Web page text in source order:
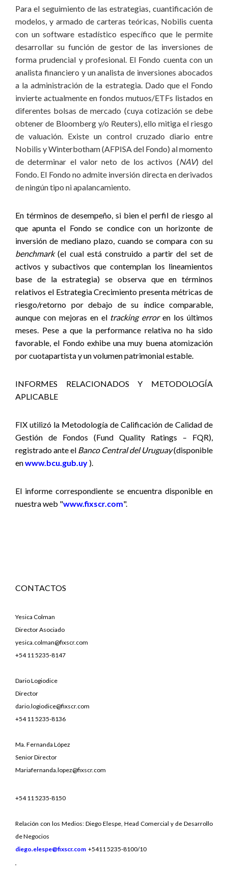
Para el seguimiento de las estrategias, cuantificación de
modelos, y armado de carteras teóricas, Nobilis cuenta
con un software estadístico específico que le permite
desarrollar su función de gestor de las inversiones de
forma prudencial y profesional. El Fondo cuenta con un
analista financiero y un analista de inversiones abocados
a la administración de la estrategia. Dado que el Fondo
invierte actualmente en fondos mutuos/ETFs listados en
diferentes bolsas de mercado (cuya cotización se debe
obtener de Bloomberg y/o Reuters), ello mitiga el riesgo
de valuación. Existe un control cruzado diario entre
Nobilis y Winterbotham (AFPISA del Fondo) al momento
de determinar el valor neto de los activos (NAV) del
Fondo. El Fondo no admite inversión directa en derivados
de ningún tipo ni apalancamiento.
En términos de desempeño, si bien el perfil de riesgo al
que apunta el Fondo se condice con un horizonte de
inversión de mediano plazo, cuando se compara con su
benchmark(el cual está construido a partir del set de
activos y subactivos que contemplan los lineamientos
base de la estrategia) se observa que en términos
relativos el Estrategia Crecimiento presenta métricas de
riesgo/retorno por debajo de su índice comparable,
aunque con mejoras en el tracking erroren los últimos
meses. Pese a que la performance relativa no ha sido
favorable, el Fondo exhibe una muy buena atomización
por cuotapartista y un volumen patrimonial estable.
INFORMES RELACIONADOS Y METODOLOGÍA
APLICABLE
FIX utilizó la Metodología de Calificación de Calidad de
Gestión de Fondos (Fund Quality Ratings – FQR),
registrado ante el Banco Central del Uruguay(disponible
enwww.bcu.gub.uy ).
El informe correspondiente se encuentra disponible en
nuestra web "www.fixscr.com".
CONTACTOS
Yesica Colman
Director Asociado
yesica.colman@fixscr.com
+54 11 5235-8147
Dario Logiodice
Director
dario.logiodice@fixscr.com
+54 11 5235-8136
Ma. Fernanda López
Senior Director
Mariafernanda.lopez@fixscr.com
+54 11 5235-8150
Relación con los Medios: Diego Elespe, Head Comercial y de Desarrollo
de Negocios
diego.elespe@fixscr.com +5411 5235-8100/10